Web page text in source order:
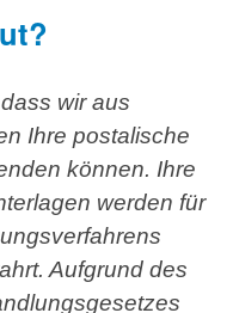
wir aus
Ihre postalische
können. Ihre
werden für
Aufgrund des